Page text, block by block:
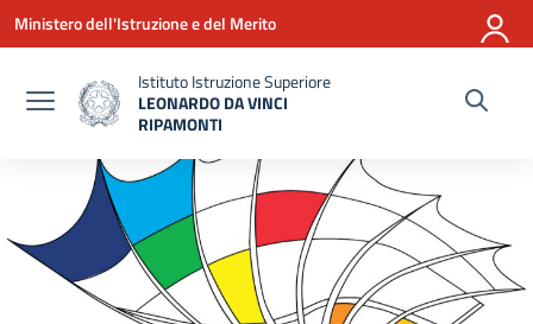
Vai ai contenuti
Vai al menu di navigazione
Vai al footer
Ministero dell'Istruzione e del Merito
Istituto Istruzione Superiore
LEONARDO DA VINCI
RIPAMONTI